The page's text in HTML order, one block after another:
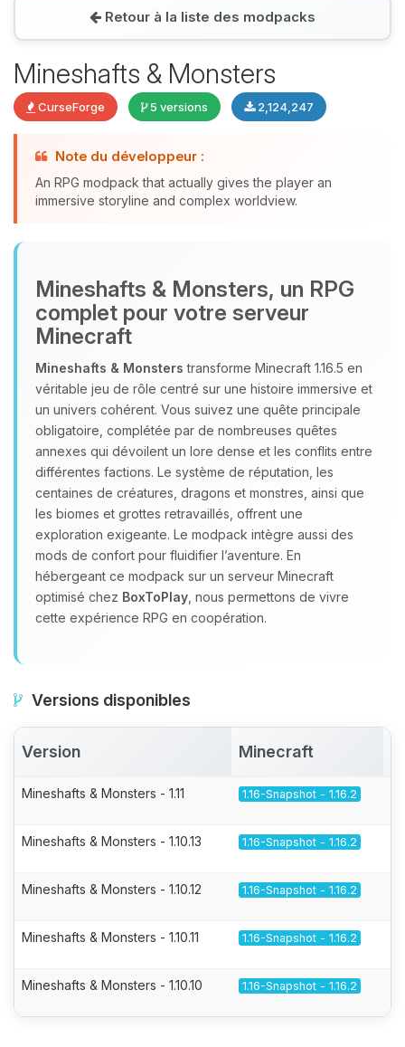
Retour à la liste des modpacks
Mineshafts & Monsters
CurseForge 5 versions 2,124,247
Note du développeur :
An RPG modpack that actually gives the player an
immersive storyline and complex worldview.
Mineshafts & Monsters, un RPG
complet pour votre serveur
Minecraft
Mineshafts & Monsters transforme Minecraft 1.16.5 en
véritable jeu de rôle centré sur une histoire immersive et
un univers cohérent. Vous suivez une quête principale
obligatoire, complétée par de nombreuses quêtes
annexes qui dévoilent un lore dense et les conflits entre
différentes factions. Le système de réputation, les
centaines de créatures, dragons et monstres, ainsi que
les biomes et grottes retravaillés, offrent une
exploration exigeante. Le modpack intègre aussi des
mods de confort pour fluidifier l’aventure. En
hébergeant ce modpack sur un serveur Minecraft
optimisé chez BoxToPlay , nous permettons de vivre
cette expérience RPG en coopération.
Versions disponibles
Version Minecraft
Mineshafts & Monsters - 1.11 1.16-Snapshot - 1.16.2
Mineshafts & Monsters - 1.10.13 1.16-Snapshot - 1.16.2
Mineshafts & Monsters - 1.10.12 1.16-Snapshot - 1.16.2
Mineshafts & Monsters - 1.10.11 1.16-Snapshot - 1.16.2
Mineshafts & Monsters - 1.10.10 1.16-Snapshot - 1.16.2
Youpi, enfin quelqu’un pour me
petits circuits pour t’aider.
06/08/2026 à 11:31